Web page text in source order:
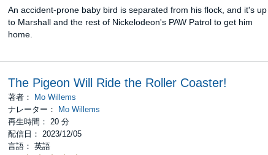
An accident-prone baby bird is separated from his flock, and it's up
to Marshall and the rest of Nickelodeon's PAW Patrol to get him
home.
The Pigeon Will Ride the Roller Coaster!
著者：
Mo Willems
ナレーター：
Mo Willems
再生時間： 20 分
配信日： 2023/12/05
言語： 英語